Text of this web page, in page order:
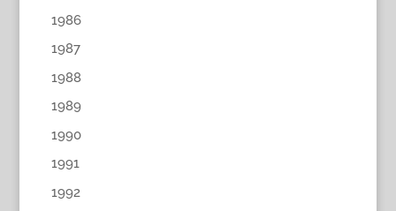
1986
1987
1988
1989
1990
1991
1992